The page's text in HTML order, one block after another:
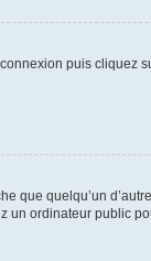
puis cliquez
que quelqu’un
un ordinateur public